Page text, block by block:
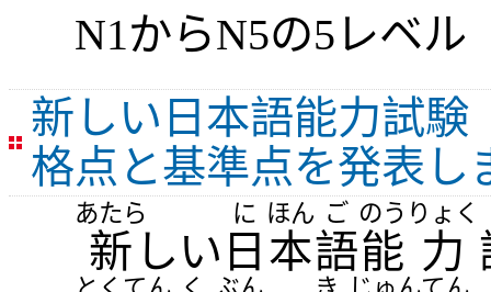
N1からN5の5レベル
新しい日本語能力試験
格点と基準点を発表し
新
あたら
しい 日
に
本
ほん
語
ご
能
のう
力
りょく